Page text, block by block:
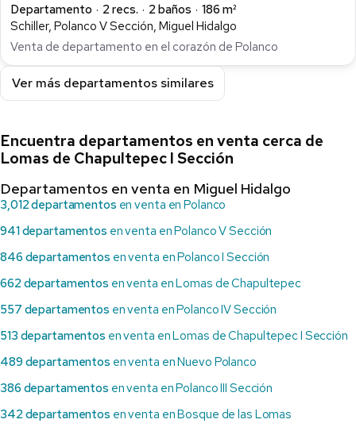
Departamento
2 recs. 2 baños
186 m²
Schiller, Polanco V Sección, Miguel Hidalgo
Venta de departamento en el corazón de Polanco
Ver más departamentos similares
Encuentra departamentos en venta cerca de
Lomas de Chapultepec I Sección
Departamentos en venta en Miguel Hidalgo
3,012 departamentos en venta en Polanco
941 departamentos en venta en Polanco V Sección
846 departamentos en venta en Polanco I Sección
662 departamentos en venta en Lomas de Chapultepec
557 departamentos en venta en Polanco IV Sección
513 departamentos en venta en Lomas de Chapultepec I Sección
489 departamentos en venta en Nuevo Polanco
386 departamentos en venta en Polanco III Sección
342 departamentos en venta en Bosque de las Lomas